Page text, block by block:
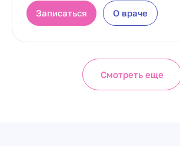
Записаться О враче
Смотреть еще